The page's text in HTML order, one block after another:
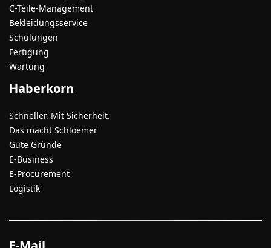
C-Teile-Management
Bekleidungsservice
Schulungen
Fertigung
Wartung
Haberkorn
Schneller. Mit Sicherheit.
Das macht Schloemer
Gute Gründe
E-Business
E-Procurement
Logistik